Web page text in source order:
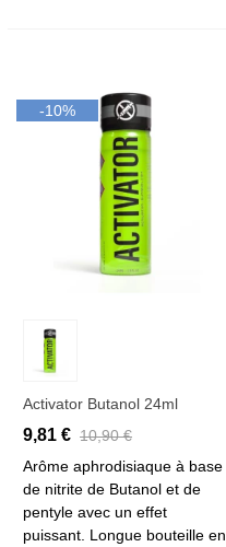
-10%
Activator Butanol 24ml
9,81 € 10,90 €
Arôme aphrodisiaque à base
de nitrite de Butanol et de
pentyle avec un effet
puissant. Longue bouteille en